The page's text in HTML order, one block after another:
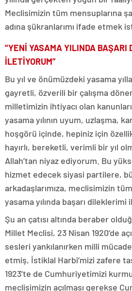
Meclisimizin tüm mensuplarına
adına şükranlarımı ifade etmek
“YENİ YASAMA YILINDA BAŞARI
İLETİYORUM”
Bu yıl ve önümüzdeki yasama
gayretli, özverili bir çalışma
milletimizin ihtiyacı olan
yasama yılının uyum, uzlaşma,
hoşgörü içinde, hepiniz için
hayırlı, bereketli, verimli bir yıl
Allah’tan niyaz ediyorum. Bu
hizmet edecek siyasi partilere,
arkadaşlarımıza, meclisimizin
yasama yılında başarı dileklerimi
Şu an çatısı altında beraber
Millet Meclisi, 23 Nisan 1920’de
sesleri yankılanırken milli
etmiş, İstiklal Harbi’mizi zafere
1923’te de Cumhuriyetimizi
meclisimizin açılması gerekse